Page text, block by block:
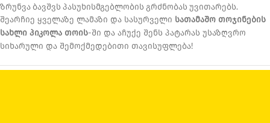
ზრუნვა ბავშვს პასუხისმგებლობის გრძნობას უვითარებს.
შეარჩიე ყველაზე ლამაზი და სასურველი სათამაშო თოჯინების
სახლი პიკოლა თოის-ში და აჩუქე შენს პატარას უსაზღვრო
სიხარული და შემოქმედებითი თავისუფლება!